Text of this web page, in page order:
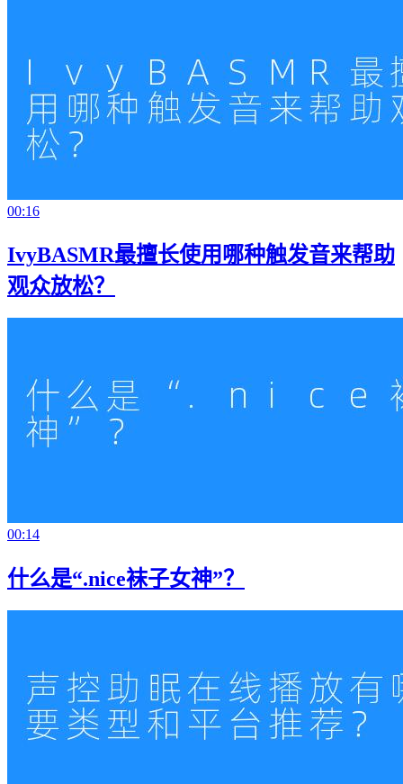
00:16
IvyBASMR最擅长使用哪种触发音来帮助
观众放松？
00:14
什么是“.nice袜子女神”？